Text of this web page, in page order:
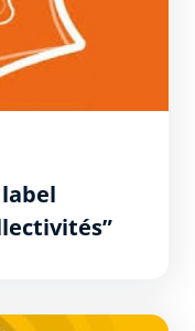
à risques